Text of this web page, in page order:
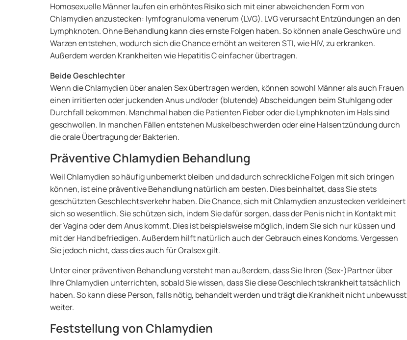
Homosexuelle Männer laufen ein erhöhtes Risiko sich mit einer abweichenden Form von
Chlamydien anzustecken: Iymfogranuloma venerum (LVG). LVG verursacht Entzündungen an den
Lymphknoten. Ohne Behandlung kann dies ernste Folgen haben. So können anale Geschwüre und
Warzen entstehen, wodurch sich die Chance erhöht an weiteren STI, wie HIV, zu erkranken.
Außerdem werden Krankheiten wie Hepatitis C einfacher übertragen.
Beide Geschlechter
Wenn die Chlamydien über analen Sex übertragen werden, können sowohl Männer als auch Frauen
einen irritierten oder juckenden Anus und/oder (blutende) Abscheidungen beim Stuhlgang oder
Durchfall bekommen. Manchmal haben die Patienten Fieber oder die Lymphknoten im Hals sind
geschwollen. In manchen Fällen entstehen Muskelbeschwerden oder eine Halsentzündung durch
die orale Übertragung der Bakterien.
Präventive Chlamydien Behandlung
Weil Chlamydien so häufig unbemerkt bleiben und dadurch schreckliche Folgen mit sich bringen
können, ist eine präventive Behandlung natürlich am besten. Dies beinhaltet, dass Sie stets
geschützten Geschlechtsverkehr haben. Die Chance, sich mit Chlamydien anzustecken verkleinert
sich so wesentlich. Sie schützen sich, indem Sie dafür sorgen, dass der Penis nicht in Kontakt mit
der Vagina oder dem Anus kommt. Dies ist beispielsweise möglich, indem Sie sich nur küssen und
mit der Hand befriedigen. Außerdem hilft natürlich auch der Gebrauch eines Kondoms. Vergessen
Sie jedoch nicht, dass dies auch für Oralsex gilt.
Unter einer präventiven Behandlung versteht man außerdem, dass Sie Ihren (Sex-)Partner über
Ihre Chlamydien unterrichten, sobald Sie wissen, dass Sie diese Geschlechtskrankheit tatsächlich
haben. So kann diese Person, falls nötig, behandelt werden und trägt die Krankheit nicht unbewusst
weiter.
Feststellung von Chlamydien